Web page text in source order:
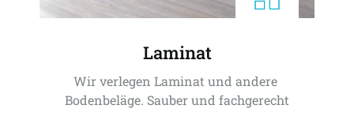
Laminat
Wir verlegen Laminat und andere
Bodenbeläge. Sauber und fachgerecht